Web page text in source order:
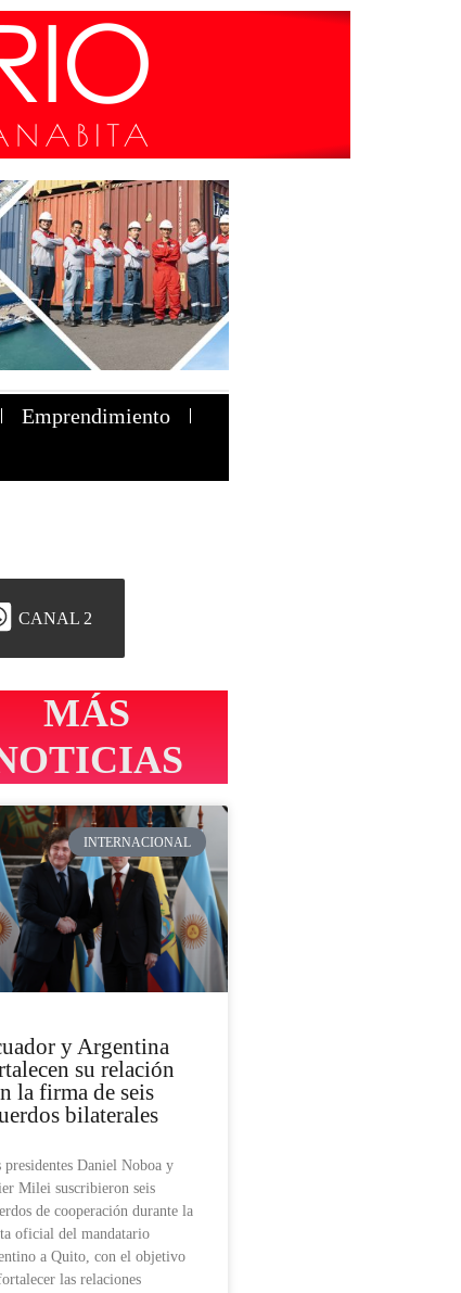
Emprendimiento
CANAL 2
MÁS
INTERNACIONAL
y Argentina
su relación
la firma de seis
bilaterales
presidentes Daniel Noboa y
Milei suscribieron seis
de cooperación durante la
oficial del mandatario
a Quito, con el objetivo
las relaciones